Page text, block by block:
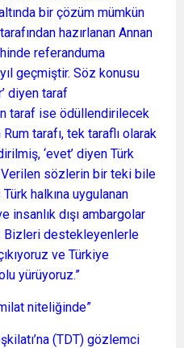
bir çözüm mümkün
hazırlanan Annan
referanduma
geçmiştir. Söz konusu
diyen taraf
taraf ise ödüllendirilecek
tarafı, tek taraflı olarak
‘evet’ diyen Türk
Verilen sözlerin bir teki bile
halkına uygulanan
insanlık dışı ambargolar
Bizleri destekleyenlerle
ve Türkiye
yürüyoruz.”
niteliğinde”
(TDT) gözlemci